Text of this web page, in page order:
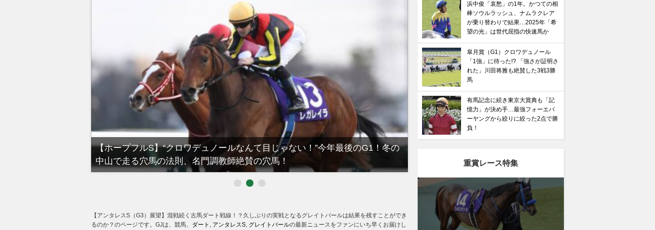
【ホープフルS】“クロワデュノールなんて目じゃない！”今年最後のG1！冬の
中山で走る穴馬の法則、名門調教師絶賛の穴馬！
るべき“隠れ穴馬！”
【アンタレスS（G3）展望】混戦続く古馬ダート戦線！？久しぶりの実戦となるグレイトパールは結果を残すことができ
るのか？のページです。GJは、競馬、 ダート , アンタレスS, グレイトパールの最新ニュースをファンにいち早くお届けし
浜中俊「哀愁」の1年。かつての相
棒ソウルラッシュ、ナムラクレア
が乗り替わりで結果…2025年「希
望の光」は世代屈指の快速馬か
皐月賞（G1）クロワデュノール
「1強」に待った!? 「強さが証明さ
れた」川田将雅も絶賛した3戦3勝
馬
有馬記念に続き東京大賞典も「記
憶力」が決め手…最強フォーエバ
ーヤングから絞りに絞った2点で勝
負！
重賞レース特集